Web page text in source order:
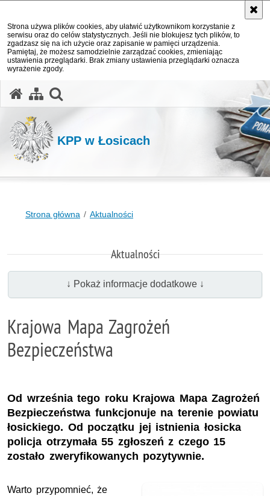
Strona używa plików cookies, aby ułatwić użytkownikom korzystanie z
serwisu oraz do celów statystycznych. Jeśli nie blokujesz tych plików, to
zgadzasz się na ich użycie oraz zapisanie w pamięci urządzenia.
Pamiętaj, że możesz samodzielnie zarządzać cookies, zmieniając
ustawienia przeglądarki. Brak zmiany ustawienia przeglądarki oznacza
wyrażenie zgody.
KPP w Łosicach
Strona główna Aktualności
Aktualności
↓ Pokaż informacje dodatkowe ↓
Krajowa Mapa Zagrożeń
Bezpieczeństwa
Od września tego roku Krajowa Mapa Zagrożeń
Bezpieczeństwa funkcjonuje na terenie powiatu
łosickiego. Od początku jej istnienia łosicka
policja otrzymała 55 zgłoszeń z czego 15
zostało zweryfikowanych pozytywnie.
Warto przypomnieć, że